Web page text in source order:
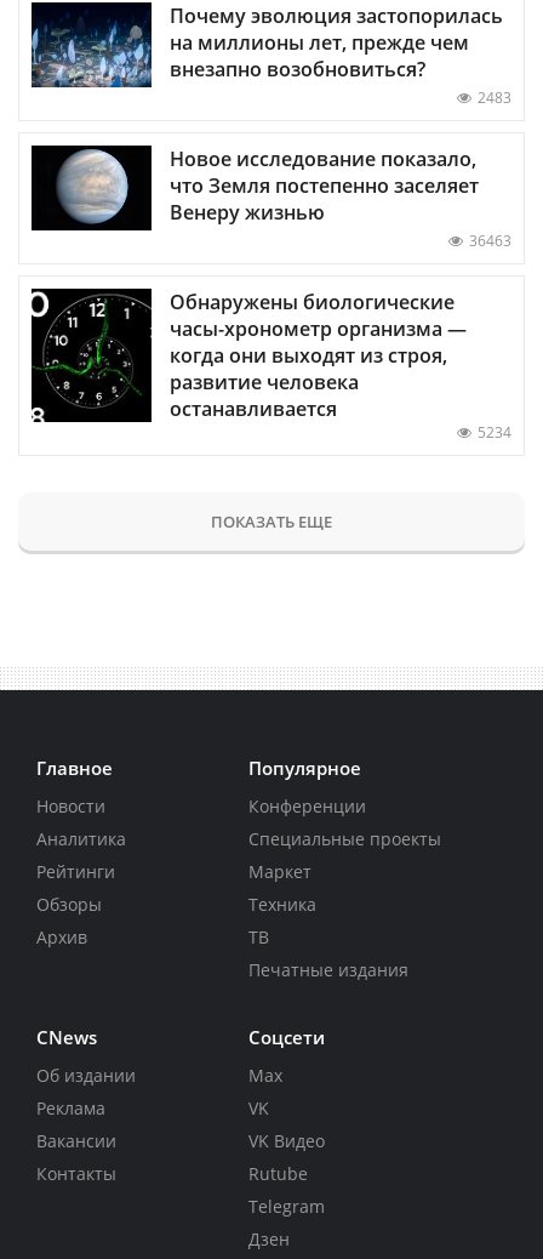
Почему эволюция застопорилась
на миллионы лет, прежде чем
внезапно возобновиться?
2483
Новое исследование показало,
что Земля постепенно заселяет
Венеру жизнью
36463
Обнаружены биологические
часы-хронометр организма —
когда они выходят из строя,
развитие человека
останавливается
5234
ПОКАЗАТЬ ЕЩЕ
Главное
Новости
Аналитика
Рейтинги
Обзоры
Архив
Популярное
Конференции
Специальные проекты
Маркет
Техника
ТВ
Печатные издания
CNews
Об издании
Реклама
Вакансии
Контакты
Соцсети
Max
VK
VK Видео
Rutube
Telegram
Дзен